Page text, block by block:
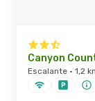
Canyon
Escalante · 1,2